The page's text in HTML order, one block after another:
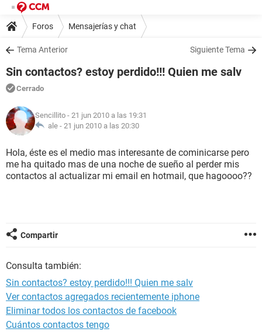
Foros Mensajerías y chat
Tema Anterior Siguiente Tema
Sin contactos? estoy perdido!!! Quien me salv
Cerrado
Sencillito - 21 jun 2010 a las 19:31
ale - 21 jun 2010 a las 20:30
Hola, éste es el medio mas interesante de cominicarse pero
me ha quitado mas de una noche de sueño al perder mis
contactos al actualizar mi email en hotmail, que hagoooo??
Compartir
Consulta también:
Sin contactos? estoy perdido!!! Quien me salv
Ver contactos agregados recientemente iphone
Eliminar todos los contactos de facebook
Cuántos contactos tengo